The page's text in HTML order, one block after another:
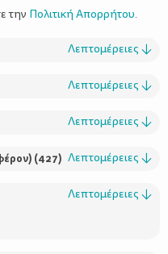
την Πολιτική Απορρήτου.
Λεπτομέρειες ↓
Λεπτομέρειες ↓
Λεπτομέρειες ↓
(427) Λεπτομέρειες ↓
Λεπτομέρειες ↓